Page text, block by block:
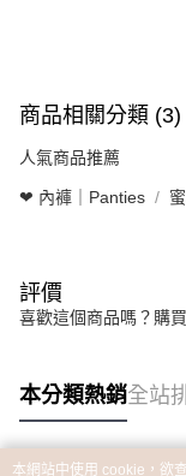
商品相關分類 (3)
人氣商品推薦
❤ 內褲｜Panties
評價
喜歡這個商品嗎？購
本分類熱銷全站
本網站中使用 cookie，欲